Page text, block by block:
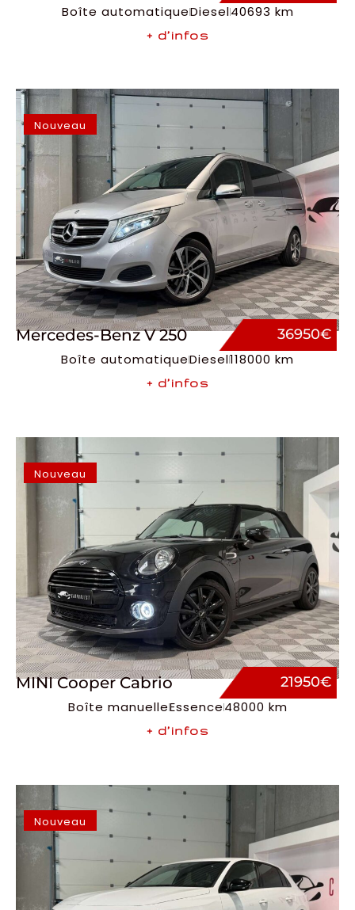
Boîte automatiqueDiesel40693 km
+ d’infos
Nouveau
Mercedes-Benz V 250 36950€
Boîte automatiqueDiesel118000 km
+ d’infos
Nouveau
MINI Cooper Cabrio 21950€
Boîte manuelleEssence48000 km
+ d’infos
Nouveau